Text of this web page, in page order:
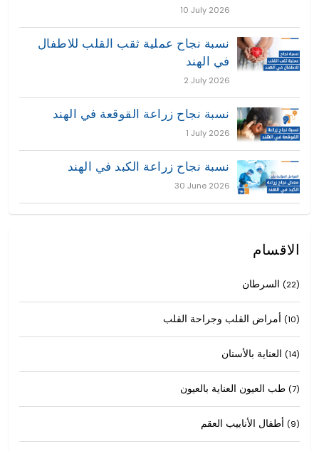
10 July 2026
نسبة نجاح عملية ثقب القلب للاطفال
في الهند
2 July 2026
نسبة نجاح زراعة القوقعة في الهند
1 July 2026
نسبة نجاح زراعة الكبد في الهند
30 June 2026
الاقسام
(22)
(10)
(14)
(7)
(9)